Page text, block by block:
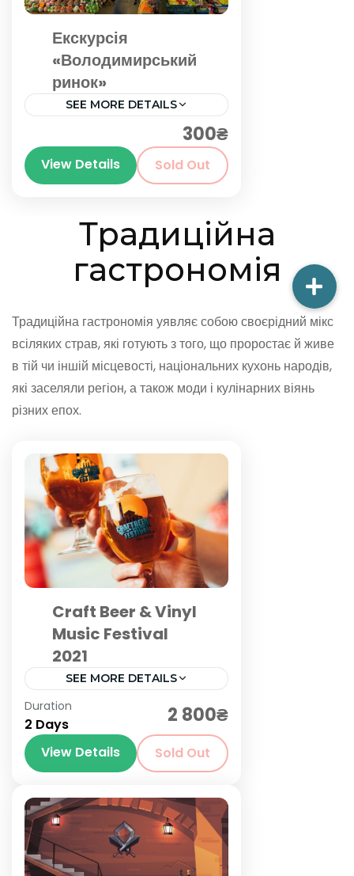
Екскурсія
«Володимирський
ринок»
SEE MORE DETAILS
300₴
View Details Sold Out
Традиційна
гастрономія
Традиційна гастрономія уявляє собою своєрідний мікс
всіляких страв, які готують з того, що проростає й живе
в тій чи іншій місцевості, національних кухонь народів,
які заселяли регіон, а також моди і кулінарних віянь
різних епох.
Craft Beer & Vinyl
Music Festival
2021
SEE MORE DETAILS
Київ,Львів
Duration
2 Days 2 800₴
View Details Sold Out